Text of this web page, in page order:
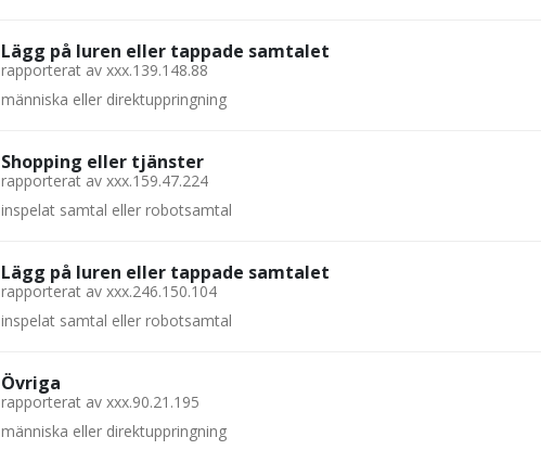
Lägg på luren eller tappade samtalet
rapporterat av xxx.139.148.88
människa eller direktuppringning
Shopping eller tjänster
rapporterat av xxx.159.47.224
inspelat samtal eller robotsamtal
Lägg på luren eller tappade samtalet
rapporterat av xxx.246.150.104
inspelat samtal eller robotsamtal
Övriga
rapporterat av xxx.90.21.195
människa eller direktuppringning